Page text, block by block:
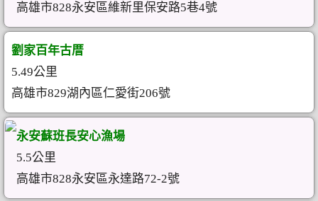
高雄市828永安區維新里保安路5巷4號
劉家百年古厝
5.49公里
高雄市829湖內區仁愛街206號
永安蘇班長安心漁場
5.5公里
高雄市828永安區永達路72-2號